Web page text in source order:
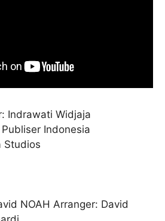
Indrawati Widjaja
Indonesia
Studios
NOAH Arranger: David